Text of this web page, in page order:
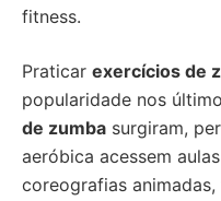
fitness.
Praticar exercícios de
popularidade nos
de zumba surgiram,
aeróbica acessem
coreografias